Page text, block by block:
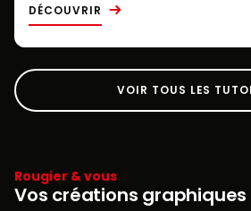
DÉCOUVRIR
VOIR TOUS LES
Rougier & vous
Vos créations graphiques